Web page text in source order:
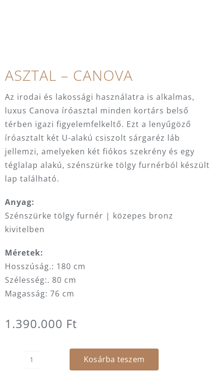
ASZTAL – CANOVA
Az irodai és lakossági használatra is alkalmas,
luxus Canova íróasztal minden kortárs belső
térben igazi figyelemfelkeltő. Ezt a lenyűgöző
íróasztalt két U-alakú csiszolt sárgaréz láb
jellemzi, amelyeken két fiókos szekrény és egy
téglalap alakú, szénszürke tölgy furnérból készült
lap található.
Anyag:
Szénszürke tölgy furnér | közepes bronz
kivitelben
Méretek:
Hosszúság.: 180 cm
Szélesség:. 80 cm
Magasság: 76 cm
1.390.000 Ft
Asztal
Kosárba teszem